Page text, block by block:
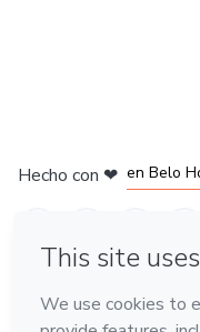
Hecho con ❤ en Belo
Conoce Hotmart